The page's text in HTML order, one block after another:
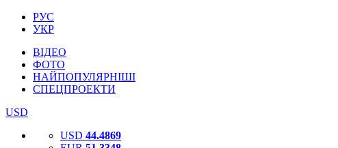
РУС
УКР
ВІДЕО
ФОТО
НАЙПОПУЛЯРНІШІ
СПЕЦПРОЕКТИ
USD
USD 44.4869